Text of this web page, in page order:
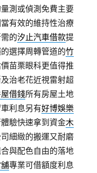
測或偵測免費主要
有效的維持性治療
的汐止汽車借款提
選擇周轉管道的竹
苗栗眼科更值得推
治老花近視雷射超
借錢所有房屋土地
利息另有好博娛樂
驗快速拿到資金木
細緻的搬運又耐磨
與配色自由的落地
專業可借額度利息